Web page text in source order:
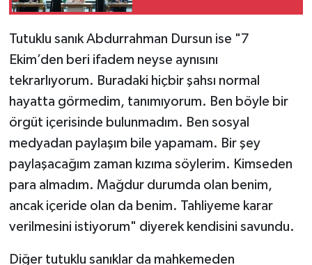
Tutuklu sanık Abdurrahman Dursun ise "7
Ekim’den beri ifadem neyse aynısını
tekrarlıyorum. Buradaki hiçbir şahsı normal
hayatta görmedim, tanımıyorum. Ben böyle bir
örgüt içerisinde bulunmadım. Ben sosyal
medyadan paylaşım bile yapamam. Bir şey
paylaşacağım zaman kızıma söylerim. Kimseden
para almadım. Mağdur durumda olan benim,
ancak içeride olan da benim. Tahliyeme karar
verilmesini istiyorum" diyerek kendisini savundu.
Diğer tutuklu sanıklar da mahkemeden